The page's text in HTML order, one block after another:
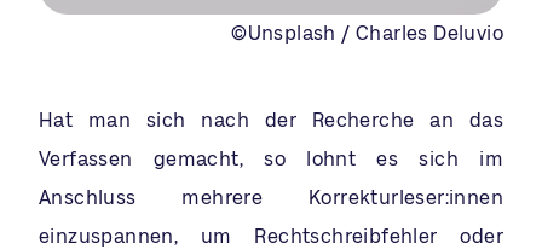
©Unsplash / Charles Deluvio
Hat man sich nach der Recherche an das
Verfassen gemacht, so lohnt es sich im
Anschluss mehrere Korrekturleser:innen
einzuspannen, um Rechtschreibfehler oder